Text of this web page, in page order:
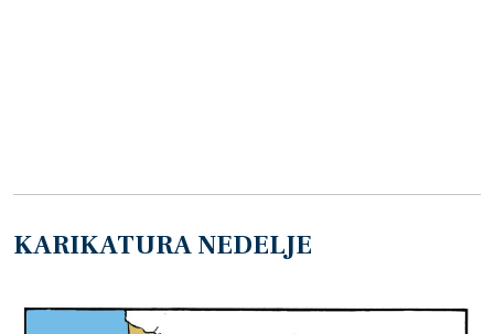
KARIKATURA NEDELJE